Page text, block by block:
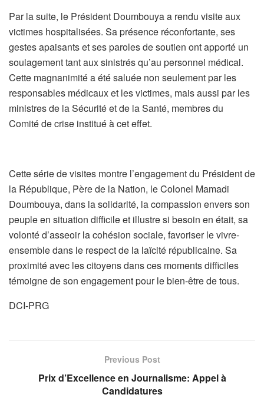
Par la suite, le Président Doumbouya a rendu visite aux
victimes hospitalisées. Sa présence réconfortante, ses
gestes apaisants et ses paroles de soutien ont apporté un
soulagement tant aux sinistrés qu’au personnel médical.
Cette magnanimité a été saluée non seulement par les
responsables médicaux et les victimes, mais aussi par les
ministres de la Sécurité et de la Santé, membres du
Comité de crise institué à cet effet.
Cette série de visites montre l’engagement du Président de
la République, Père de la Nation, le Colonel Mamadi
Doumbouya, dans la solidarité, la compassion envers son
peuple en situation difficile et illustre si besoin en était, sa
volonté d’asseoir la cohésion sociale, favoriser le vivre-
ensemble dans le respect de la laïcité républicaine. Sa
proximité avec les citoyens dans ces moments difficiles
témoigne de son engagement pour le bien-être de tous.
DCI-PRG
Previous Post
Prix d’Excellence en Journalisme: Appel à
Candidatures